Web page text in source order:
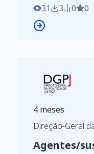
31 3 0 0
4 meses
Direção-Geral
Agentes/